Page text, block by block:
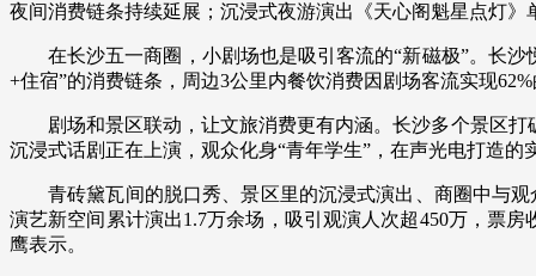
CCTV.节目官网 直播 节目单 栏目 片库
夜间消费链条持续延展；沉浸式夜游演出《天心阁魁星点灯
在长沙五一商圈，小剧场也是吸引客流的“新磁极”。长
+住宿”的消费链条，周边3公里内餐饮消费因剧场客流实现
剧场和景区联动，让文旅消费更有内涵。长沙多个景区
沉浸式话剧正在上演，观众化身“青年学生”，在声光电打造的
青砖黛瓦间的脱口秀、景区里的沉浸式演出、商圈中与
演艺新空间累计演出1.7万余场，吸引观演人次超450万，票
鹰表示。